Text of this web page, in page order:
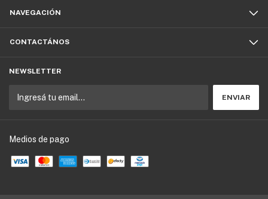
NAVEGACIÓN
CONTACTÁNOS
NEWSLETTER
Medios de pago